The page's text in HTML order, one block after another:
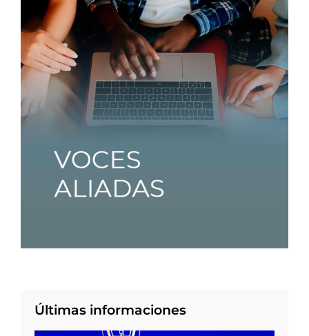
Últimas informaciones